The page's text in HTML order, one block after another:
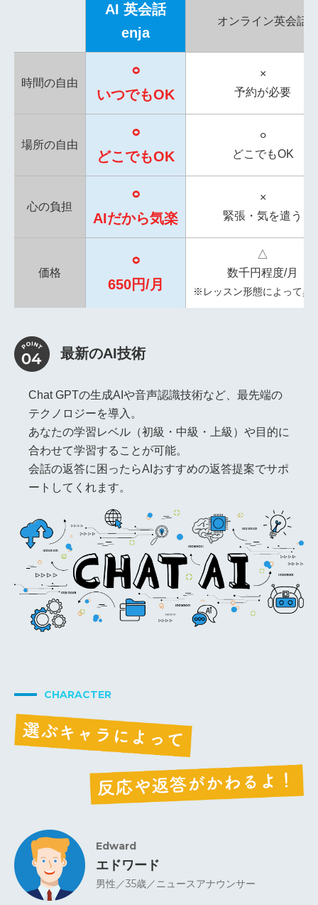
AI 英会話
enja
オンライン英会話
時間の自由
⚪︎
いつでもOK
×
予約が必要
場所の自由
⚪︎
どこでもOK
⚪︎
どこでもOK
心の負担
⚪︎
AIだから気楽
×
緊張・気を遣う
価格
⚪︎
650円/月
△
数千円程度/月
※レッスン形態によって異
最新のAI技術
Chat GPTの生成AIや音声認識技術など、最先端の
テクノロジーを導入。
あなたの学習レベル（初級・中級・上級）や目的に
合わせて学習することが可能。
会話の返答に困ったらAIおすすめの返答提案でサポ
ートしてくれます。
CHARACTER
Edward
エドワード
男性／35歳／ニュースアナウンサー